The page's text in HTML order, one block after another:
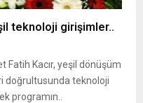
teknoloji girişimler..
Fatih Kacır, yeşil dönüşüm
doğrultusunda teknoloji
programın..